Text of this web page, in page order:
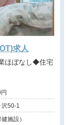
求人
円
沢50-1
施設）